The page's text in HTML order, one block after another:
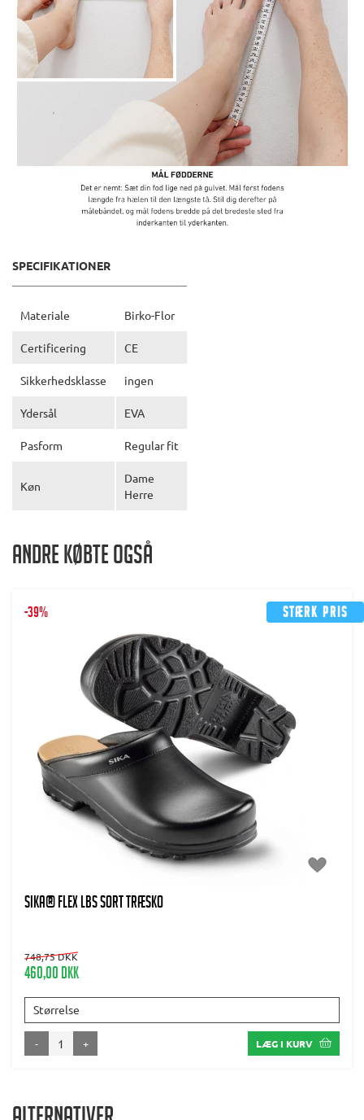
SPECIFIKATIONER
Materiale Birko-Flor
Certificering CE
Sikkerhedsklasse ingen
Ydersål EVA
Pasform Regular fit
Køn
Dame
Herre
Andre købte også
Stærk pris
-39%
SIKA® FLEX LBS SORT TRÆSKO
748,75 DKK
460,00 DKK
Størrelse
- + LÆG I KURV